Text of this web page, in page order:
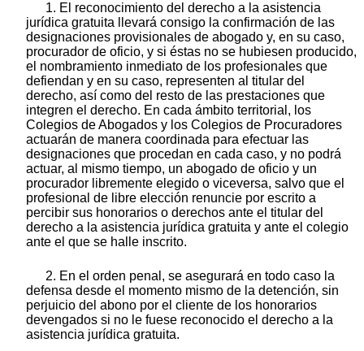
1. El reconocimiento del derecho a la asistencia
jurídica gratuita llevará consigo la confirmación de las
designaciones provisionales de abogado y, en su caso,
procurador de oficio, y si éstas no se hubiesen producido,
el nombramiento inmediato de los profesionales que
defiendan y en su caso, representen al titular del
derecho, así como del resto de las prestaciones que
integren el derecho. En cada ámbito territorial, los
Colegios de Abogados y los Colegios de Procuradores
actuarán de manera coordinada para efectuar las
designaciones que procedan en cada caso, y no podrá
actuar, al mismo tiempo, un abogado de oficio y un
procurador libremente elegido o viceversa, salvo que el
profesional de libre elección renuncie por escrito a
percibir sus honorarios o derechos ante el titular del
derecho a la asistencia jurídica gratuita y ante el colegio
ante el que se halle inscrito.
2. En el orden penal, se asegurará en todo caso la
defensa desde el momento mismo de la detención, sin
perjuicio del abono por el cliente de los honorarios
devengados si no le fuese reconocido el derecho a la
asistencia jurídica gratuita.